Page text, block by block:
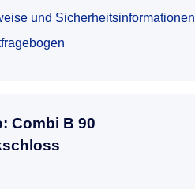
und Sicherheitsinformationen
Combi B 90